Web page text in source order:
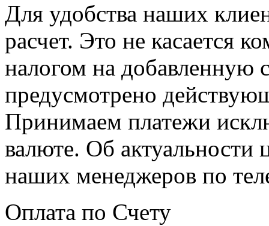
Для удобства наших
расчет. Это не касается
налогом на добавленную
предусмотрено
Принимаем платежи
валюте. Об актуальности
наших менеджеров по
Оплата по Счету